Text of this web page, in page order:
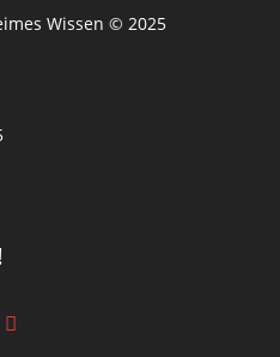
Wissen © 2025